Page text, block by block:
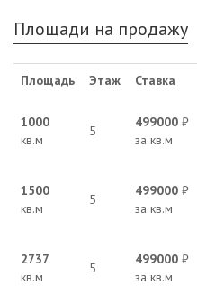
Площади на продажу
Площадь Этаж Ставка
1000
кв.м
5
499000 ₽
за кв.м
1500
кв.м
5
499000 ₽
за кв.м
2737
кв.м
5
499000 ₽
за кв.м